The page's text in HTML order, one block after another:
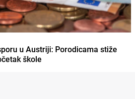
u Austriji: Porodicama stiže
škole